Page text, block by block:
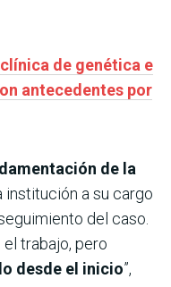
de genética e
antecedentes por
de la
institución a su cargo
del caso.
trabajo, pero
desde el inicio”,